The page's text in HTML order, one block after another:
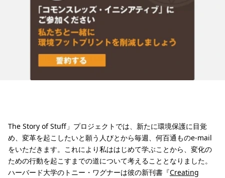
The Story of Stuff」プロジェクトでは、新たに環境保護に目覚
め、変革を起こしたいと願う人びとから毎週、何百通ものe-mail
をいただきます。これにより私ははじめて学ぶことから、変化の
ための行動を起こすまでの道について考えることとなりました。
ハーバード大学のトニー・ワグナーは彼の新刊書『Creating